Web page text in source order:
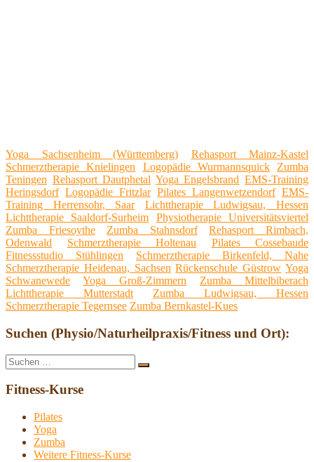
Yoga Sachsenheim (Württemberg)
Rehasport Mainz-Kastel
Schmerztherapie Knielingen
Logopädie Wurmannsquick
Zumba
Teningen Rehasport Dautphetal Yoga Engelsbrand EMS-Training
Heringsdorf Logopädie Fritzlar Pilates Langenwetzendorf EMS-
Training Herrensohr, Saar
Lichttherapie Ludwigsau, Hessen
Lichttherapie Saaldorf-Surheim
Physiotherapie Universitätsviertel
Zumba Friesoythe
Zumba Stahnsdorf
Rehasport Rimbach,
Odenwald
Schmerztherapie Holtenau
Pilates Cossebaude
Fitnessstudio Stühlingen
Schmerztherapie Birkenfeld, Nahe
Schmerztherapie Heidenau, Sachsen Rückenschule Güstrow Yoga
Schwanewede
Yoga Groß-Zimmern
Zumba Mittelbiberach
Lichttherapie Mutterstadt
Zumba Ludwigsau, Hessen
Schmerztherapie Tegernsee Zumba Bernkastel-Kues
Suchen (Physio/Naturheilpraxis/Fitness und Ort):
Suche
nach:
Suchen
Fitness-Kurse
Pilates
Yoga
Zumba
Weitere Fitness-Kurse